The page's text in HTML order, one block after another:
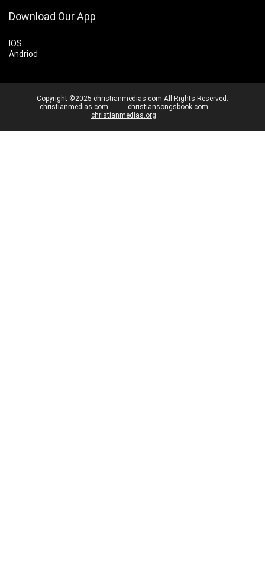
Download Our App
IOS
Andriod
Copyright ©2025 christianmedias.com All Rights Reserved.
christianmedias.com
christiansongsbook.com
christianmedias.org